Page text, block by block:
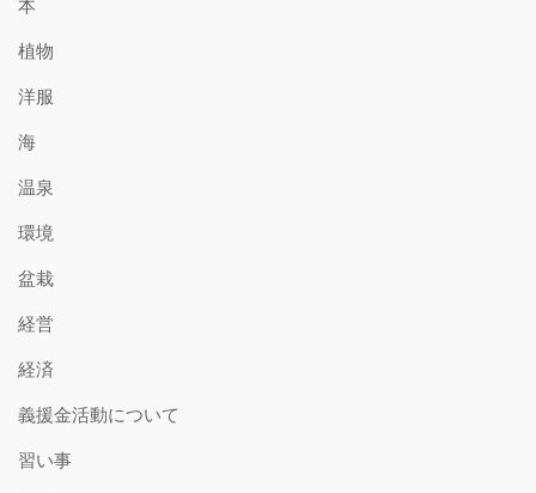
本
植物
洋服
海
温泉
環境
盆栽
経営
経済
義援金活動について
習い事